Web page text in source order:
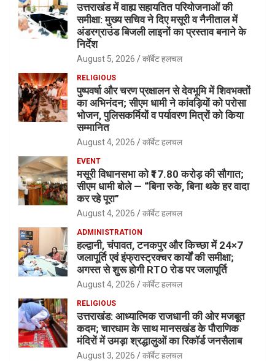
उत्तराखंड में वाह्य सहायतित परियोजनाओं की
समीक्षा: मुख्य सचिव ने दिए मसूरी व नैनीताल में
अंडरग्राउंड बिजली लाइनों का प्रस्ताव बनाने के
निर्देश
August 5, 2026 कॉर्बेट हलचल
RELIGIOUS
पुष्पवर्षा और चरण प्रक्षालन से देवभूमि में शिवभक्तों
का अभिनंदन; सीएम धामी ने कांवड़ियों को परोसा
भोजन, पुलिसकर्मियों व पर्यावरण मित्रों को किया
सम्मानित
August 4, 2026 कॉर्बेट हलचल
EVENT
मसूरी विधानसभा को ₹17.80 करोड़ की सौगात;
सीएम धामी बोले — “बिना रुके, बिना थके हर वादा
कर रहे पूरा”
August 4, 2026 कॉर्बेट हलचल
ADMINISTRATION
हल्द्वानी, चंपावत, टनकपुर और किच्छा में 24×7
जलापूर्ति एवं इंफ्रास्ट्रक्चर कार्यों की समीक्षा;
अगस्त से शुरू होगी RTO रोड पर जलापूर्ति
August 4, 2026 कॉर्बेट हलचल
RELIGIOUS
उत्तराखंड: आध्यात्मिक राजधानी की ओर मजबूत
कदम; चारधाम के साथ मानसखंड के पौराणिक
मंदिरों में उमड़ा श्रद्धालुओं का रिकॉर्ड जनसैलाब
August 3, 2026 कॉर्बेट हलचल